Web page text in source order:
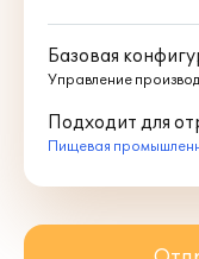
Базовая
Управление
Подходит для
Пищевая